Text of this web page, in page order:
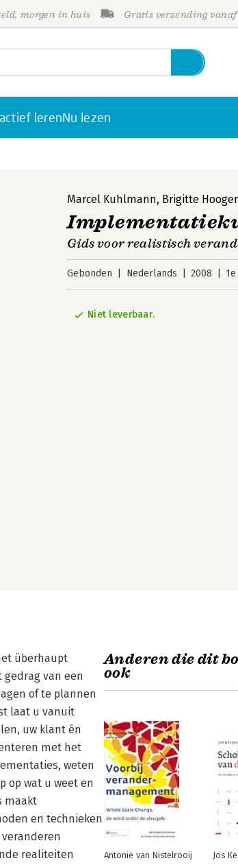
morgen in huis Gratis verzending
lerenNu lezen
Marcel Kuhlmann, Brigitte
Gids voor realistisch
Gebonden Nederlands 2008
Niet leverbaar.
überhaupt
van een
of te plannen
laat u vanuit
uw klant én
met het
weten
op wat u weet en
maakt
en technieken
realiteiten
Anderen die dit
ook
Antonie van Nistelrooij Jos